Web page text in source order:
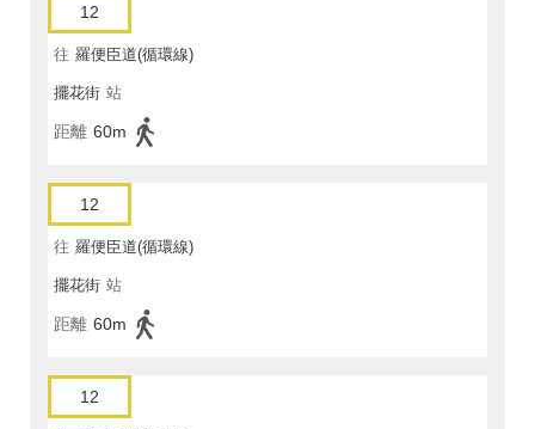
12
往 羅便臣道(循環線)
擺花街 站
距離 60m
12
往 羅便臣道(循環線)
擺花街 站
距離 60m
12